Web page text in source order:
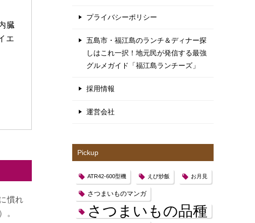
臓
エ
慣れ
。
プライバシーポリシー
五島市・福江島のランチ＆ディナー探
しはこれ一択！地元民が発信する最強
グルメガイド「福江島ランチーズ」
採用情報
運営会社
Pickup
ATR42-600型機 えび炒飯 お月見
さつまいものマンガ
さつまいもの品種